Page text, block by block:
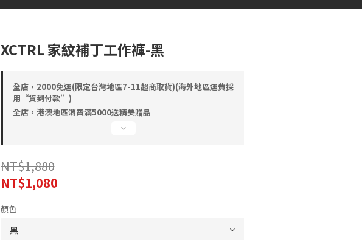
XCTRL 家紋補丁工作褲-黑
全店，2000免運(限定台灣地區7-11超商取貨)(海外地區運費採
用“貨到付款”)
全店，港澳地區消費滿5000送精美贈品
NT$1,880
NT$1,080
顏色